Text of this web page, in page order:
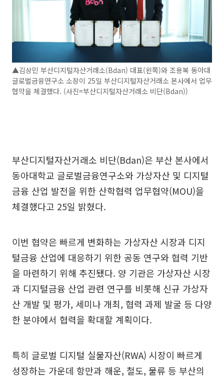
▲김상민 부산디지털자산거래소(Bdan) 대표(왼쪽)와 조용복 동아대
글로벌금융연구소 소장이 25일 부산디지털자산거래소 본사에서 업무
협약을 체결했다. (사진=부산디지털자산거래소 비단(Bdan))
부산디지털자산거래소 비단(Bdan)은 부산 본사에서
동아대학교 글로벌금융연구소와 가상자산 및 디지털
금융 산업 발전을 위한 산학협력 업무협약(MOU)을
체결했다고 25일 밝혔다.
이번 협약은 빠르게 변화하는 가상자산 시장과 디지
털금융 산업에 대응하기 위한 공동 연구와 협력 기반
을 마련하기 위해 추진됐다. 양 기관은 가상자산 시장
과 디지털금융 산업 관련 연구를 비롯해 신규 가상자
산 개발 및 평가, 세미나 개최, 협력 과제 발굴 등 다양
한 분야에서 협력을 확대할 계획이다.
특히 글로벌 디지털 실물자산(RWA) 시장이 빠르게
성장하는 가운데 항만과 해운, 철도, 물류 등 부산의